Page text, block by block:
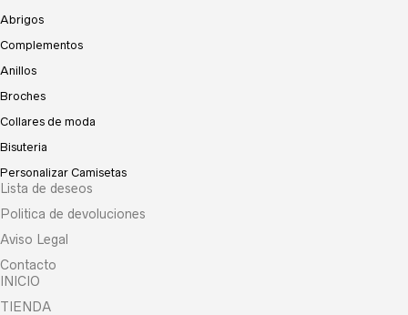
Abrigos
Complementos
Anillos
Broches
Collares de moda
Bisuteria
Personalizar Camisetas
Lista de deseos
Politica de devoluciones
Aviso Legal
Contacto
INICIO
TIENDA